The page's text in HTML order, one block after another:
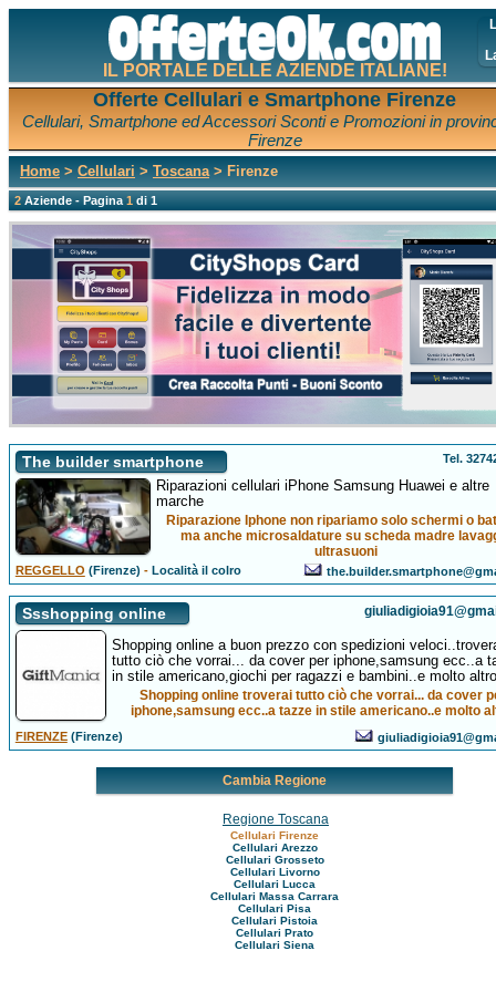
IL PORTALE DELLE AZIENDE ITALIANE!
Offerte Cellulari e Smartphone Firenze
Cellulari, Smartphone ed Accessori Sconti e Promozioni in
Firenze
Home > Cellulari > Toscana> Firenze
2Aziende - Pagina1di 1
The builder smartphone Tel.
Riparazioni cellulari iPhone Samsung Huawei e altre
marche
Riparazione Iphone non ripariamo solo schermi o
ma anche microsaldature su scheda madre
ultrasuoni
REGGELLO (Firenze) -Località il colro
Ssshopping online
Shopping online a buon prezzo con spedizioni
tutto ciò che vorrai... da cover per iphone,samsung ecc..a
in stile americano,giochi per ragazzi e bambini..e molto
Shopping online troverai tutto ciò che vorrai... da cover
iphone,samsung ecc..a tazze in stile americano..e molto
FIRENZE(Firenze)
Cambia Regione
Regione Toscana
Cellulari Firenze
Cellulari Arezzo
Cellulari Grosseto
Cellulari Livorno
Cellulari Lucca
Cellulari Massa Carrara
Cellulari Pisa
Cellulari Pistoia
Cellulari Prato
Cellulari Siena